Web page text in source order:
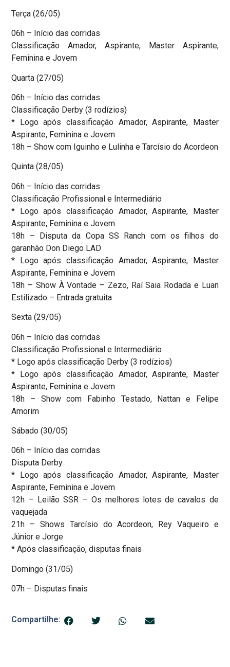
Terça (26/05)
06h – Início das corridas
Classificação Amador, Aspirante, Master Aspirante,
Feminina e Jovem
Quarta (27/05)
06h – Início das corridas
Classificação Derby (3 rodízios)
* Logo após classificação Amador, Aspirante, Master
Aspirante, Feminina e Jovem
18h – Show com Iguinho e Lulinha e Tarcísio do Acordeon
Quinta (28/05)
06h – Início das corridas
Classificação Profissional e Intermediário
* Logo após classificação Amador, Aspirante, Master
Aspirante, Feminina e Jovem
18h – Disputa da Copa SS Ranch com os filhos do
garanhão Don Diego LAD
* Logo após classificação Amador, Aspirante, Master
Aspirante, Feminina e Jovem
18h – Show À Vontade – Zezo, Raí Saia Rodada e Luan
Estilizado – Entrada gratuita
Sexta (29/05)
06h – Início das corridas
Classificação Profissional e Intermediário
* Logo após classificação Derby (3 rodízios)
* Logo após classificação Amador, Aspirante, Master
Aspirante, Feminina e Jovem
18h – Show com Fabinho Testado, Nattan e Felipe
Amorim
Sábado (30/05)
06h – Início das corridas
Disputa Derby
* Logo após classificação Amador, Aspirante, Master
Aspirante, Feminina e Jovem
12h – Leilão SSR – Os melhores lotes de cavalos de
vaquejada
21h – Shows Tarcísio do Acordeon, Rey Vaqueiro e
Júnior e Jorge
* Após classificação, disputas finais
Domingo (31/05)
07h – Disputas finais
Compartilhe: